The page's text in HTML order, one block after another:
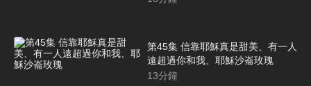
第45集 信靠耶穌真是甜美、有一人
遠超過你和我、耶穌沙崙玫瑰
13分鐘